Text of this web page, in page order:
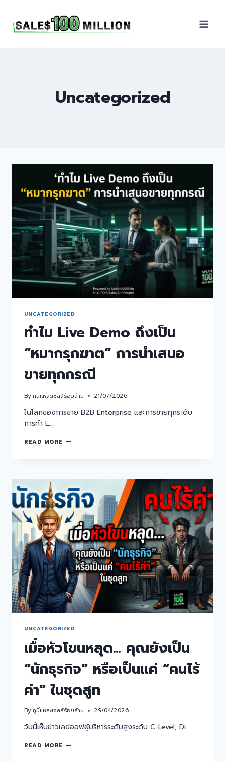
Uncategorized
UNCATEGORIZED
ทำไม Live Demo ถึงเป็น
“หมากรุกฆาต” การนำเสนอ
ขายทุกกรณี
Byกูนี่แหละเซลล์ร้อยล้าน 21/07/2026
ในโลกของการขาย B2B Enterprise และการขายทุกระดับ
การทำ L…
READ MORE
UNCATEGORIZED
เมื่อหัวโขนหลุด… คุณยังเป็น
“นักธุรกิจ” หรือเป็นแค่ “คนไร้
ค่า” ในชุดสูท
Byกูนี่แหละเซลล์ร้อยล้าน 29/04/2026
วันนี้เห็นข่าวเลย์ออฟผู้บริหารระดับสูงระดับ C-Level, Di…
READ MORE